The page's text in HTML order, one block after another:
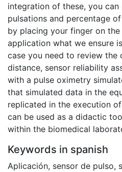
integration of these, you
pulsations and percentage
by placing your finger on
application what we ensure
case you need to review the
distance, sensor reliability
with a pulse oximetry
that simulated data in the
replicated in the execution
can be used as a didactic
within the biomedical
Keywords in spanish
Aplicación, sensor de pulso,